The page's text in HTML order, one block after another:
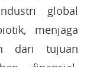
global
menjaga
dari tujuan